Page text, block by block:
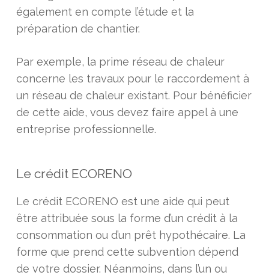
également en compte l’étude et la
préparation de chantier.
Par exemple, la prime réseau de chaleur
concerne les travaux pour le raccordement à
un réseau de chaleur existant. Pour bénéficier
de cette aide, vous devez faire appel à une
entreprise professionnelle.
Le crédit ECORENO
Le crédit ECORENO est une aide qui peut
être attribuée sous la forme d’un crédit à la
consommation ou d’un prêt hypothécaire. La
forme que prend cette subvention dépend
de votre dossier. Néanmoins, dans l’un ou